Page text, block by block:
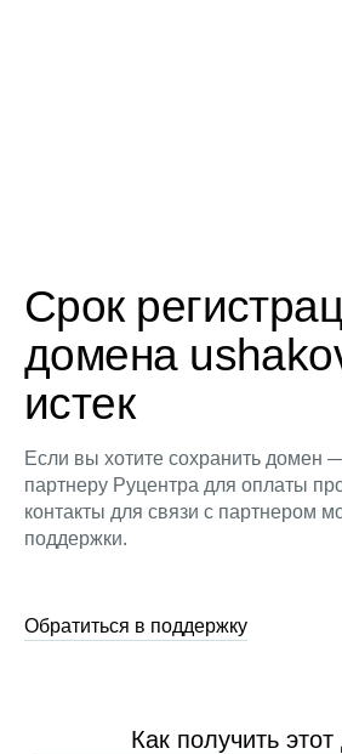
Срок
домена
истек
Если вы хотите сохранить домен
партнеру Руцентра для оплаты
контакты для связи с партнером
поддержки.
Обратиться в поддержку
Как получить